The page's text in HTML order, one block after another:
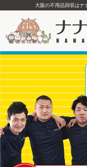
大阪の不用品回収はナ